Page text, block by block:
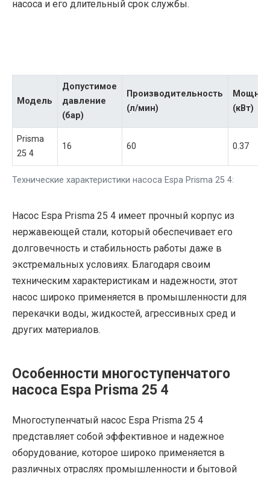
насоса и его длительный срок службы.
Технические характеристики насоса Espa Prisma 25 4:
Модель
Допустимое
давление
(бар)
Производительность
(л/мин)
(кВт)
Prisma
25 4
16 60 0.37
Насос Espa Prisma 25 4 имеет прочный корпус из
нержавеющей стали, который обеспечивает его
долговечность и стабильность работы даже в
экстремальных условиях. Благодаря своим
техническим характеристикам и надежности, этот
насос широко применяется в промышленности для
перекачки воды, жидкостей, агрессивных сред и
других материалов.
Особенности многоступенчатого
насоса Espa Prisma 25 4
Многоступенчатый насос Espa Prisma 25 4
представляет собой эффективное и надежное
оборудование, которое широко применяется в
различных отраслях промышленности и бытовой